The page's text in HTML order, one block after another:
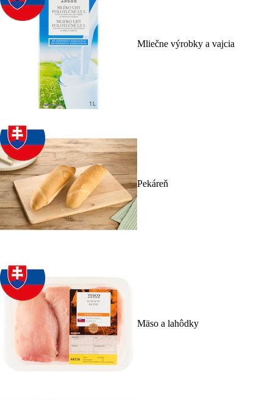
Mliečne výrobky a vajcia
Pekáreň
Mäso a lahôdky